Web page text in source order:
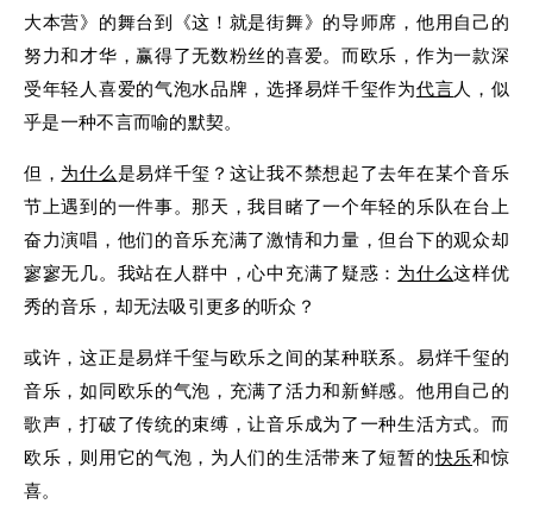
大本营》的舞台到《这！就是街舞》的导师席，他用自己的
努力和才华，赢得了无数粉丝的喜爱。而欧乐，作为一款深
受年轻人喜爱的气泡水品牌，选择易烊千玺作为代言人，似
乎是一种不言而喻的默契。
但， 为什么是易烊千玺？这让我不禁想起了去年在某个音乐
节上遇到的一件事。那天，我目睹了一个年轻的乐队在台上
奋力演唱，他们的音乐充满了激情和力量，但台下的观众却
寥寥无几。我站在人群中，心中充满了疑惑： 为什么这样优
秀的音乐，却无法吸引更多的听众？
或许，这正是易烊千玺与欧乐之间的某种联系。易烊千玺的
音乐，如同欧乐的气泡，充满了活力和新鲜感。他用自己的
歌声，打破了传统的束缚，让音乐成为了一种生活方式。而
欧乐，则用它的气泡，为人们的生活带来了短暂的快乐和惊
喜。